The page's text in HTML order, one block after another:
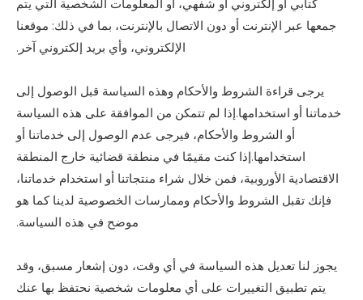
كتابي أو إلكتروني أو شفهي، أو المعلومات الشخصية التي يتم
جمعها عبر الإنترنت أو دون الاتصال بالإنترنت، بما في ذلك: موقعنا
الإلكتروني، وأي بريد إلكتروني آخر.
يرجى قراءة الشروط والأحكام وهذه السياسة قبل الوصول إلى
خدماتنا أو استخدامها.إذا لم تتمكن من الموافقة على هذه السياسة
أو الشروط والأحكام، فيرجى عدم الوصول إلى خدماتنا أو
استخدامها.إذا كنت مقيمًا في منطقة قضائية خارج المنطقة
الاقتصادية الأوروبية، فمن خلال شراء منتجاتنا أو استخدام خدماتنا،
فإنك تقبل الشروط والأحكام وممارسات الخصوصية لدينا كما هو
موضح في هذه السياسة.
يجوز لنا تعديل هذه السياسة في أي وقت، دون إشعار مسبق، وقد
يتم تطبيق التغييرات على أي معلومات شخصية نحتفظ بها عنك